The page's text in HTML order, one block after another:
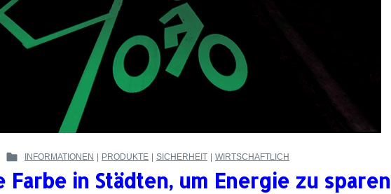
POSTED
INFORMATIONEN | PRODUKTE | SICHERHEIT | WIRTSCHAFTLICH
Farbe in Städten, um Energie zu sparen